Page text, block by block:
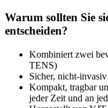
Warum sollten Sie
entscheiden?
Kombiniert zwei
TENS)
Sicher, nicht-
Kompakt, tragbar
jeder Zeit und an